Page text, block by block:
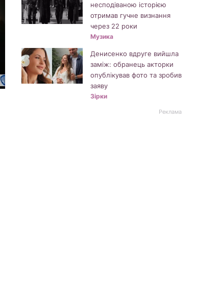
несподіваною історією
отримав гучне визнання
через 22 роки
Музика
Денисенко вдруге вийшла
заміж: обранець акторки
опублікував фото та зробив
заяву
Зірки
Реклама